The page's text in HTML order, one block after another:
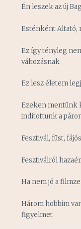
Én leszek az új
Esténként Altató,
Ez így tényleg
változásnak
Ez lesz életem
Ezeken mentünk
indítottunk a
Fesztivál, füst,
Fesztiválról
Ha nem jó a
Három hobbim
figyelmet